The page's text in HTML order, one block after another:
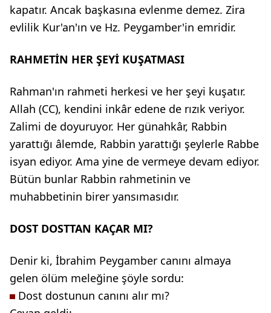
kapatır. Ancak başkasına evlenme demez. Zira
evlilik Kur'an'ın ve Hz. Peygamber'in emridir.
RAHMETİN HER ŞEYİ KUŞATMASI
Rahman'ın rahmeti herkesi ve her şeyi kuşatır.
Allah (CC), kendini inkâr edene de rızık veriyor.
Zalimi de doyuruyor. Her günahkâr, Rabbin
yarattığı âlemde, Rabbin yarattığı şeylerle Rabbe
isyan ediyor. Ama yine de vermeye devam ediyor.
Bütün bunlar Rabbin rahmetinin ve
muhabbetinin birer yansımasıdır.
DOST DOSTTAN KAÇAR MI?
Denir ki, İbrahim Peygamber canını almaya
gelen ölüm meleğine şöyle sordu:
Dost dostunun canını alır mı?